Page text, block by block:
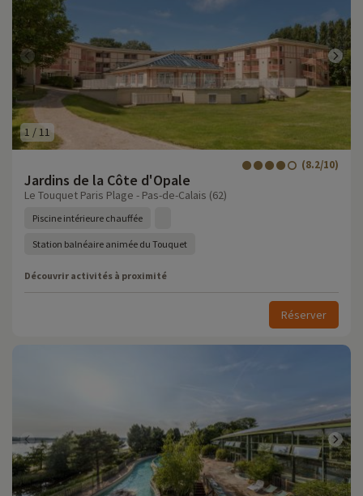
1 /11
Jardins de la Côte d'Opale
(8.2/10)
Le Touquet Paris Plage - Pas-de-Calais (62)
Piscine intérieure chauffée
Station balnéaire animée du Touquet
Découvrir activités à proximité
Réserver